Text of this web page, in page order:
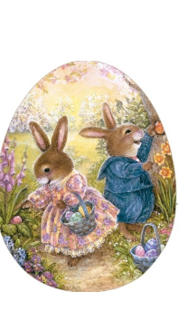
Ei-Puzzle Frohe Ostern